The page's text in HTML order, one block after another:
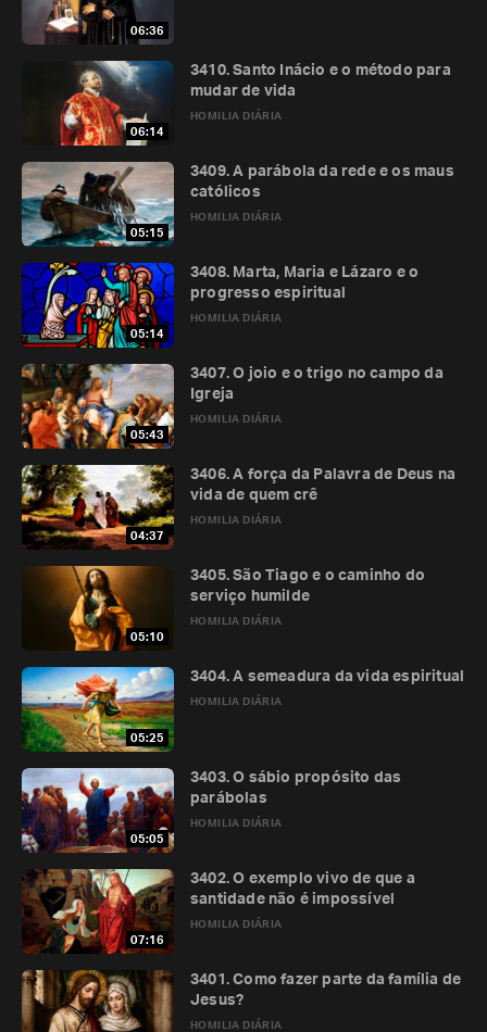
06:36
06:14
HOMILIA DIÁRIA
3410. Santo Inácio e o método para
mudar de vida
05:15
HOMILIA DIÁRIA
3409. A parábola da rede e os maus
católicos
05:14
HOMILIA DIÁRIA
3408. Marta, Maria e Lázaro e o
progresso espiritual
05:43
HOMILIA DIÁRIA
3407. O joio e o trigo no campo da
Igreja
04:37
HOMILIA DIÁRIA
3406. A força da Palavra de Deus na
vida de quem crê
05:10
HOMILIA DIÁRIA
3405. São Tiago e o caminho do
serviço humilde
05:25
HOMILIA DIÁRIA
3404. A semeadura da vida espiritual
05:05
HOMILIA DIÁRIA
3403. O sábio propósito das
parábolas
07:16
HOMILIA DIÁRIA
3402. O exemplo vivo de que a
santidade não é impossível
HOMILIA DIÁRIA
3401. Como fazer parte da família de
Jesus?